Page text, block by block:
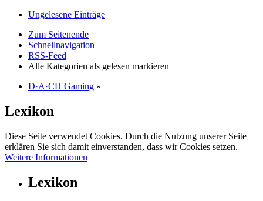
Ungelesene Einträge
Zum Seitenende
Schnellnavigation
RSS-Feed
Alle Kategorien als gelesen markieren
D·A·CH Gaming »
Lexikon
Diese Seite verwendet Cookies. Durch die Nutzung unserer Seite
erklären Sie sich damit einverstanden, dass wir Cookies setzen.
Weitere Informationen
Lexikon